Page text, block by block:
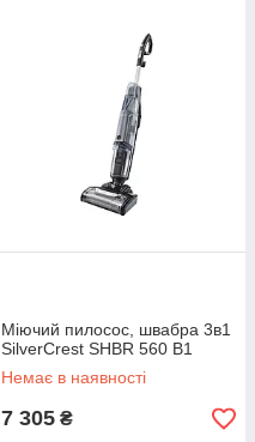
Міючий пилосос, швабра 3в1
SilverCrest SHBR 560 B1
Немає в наявності
7 305 ₴